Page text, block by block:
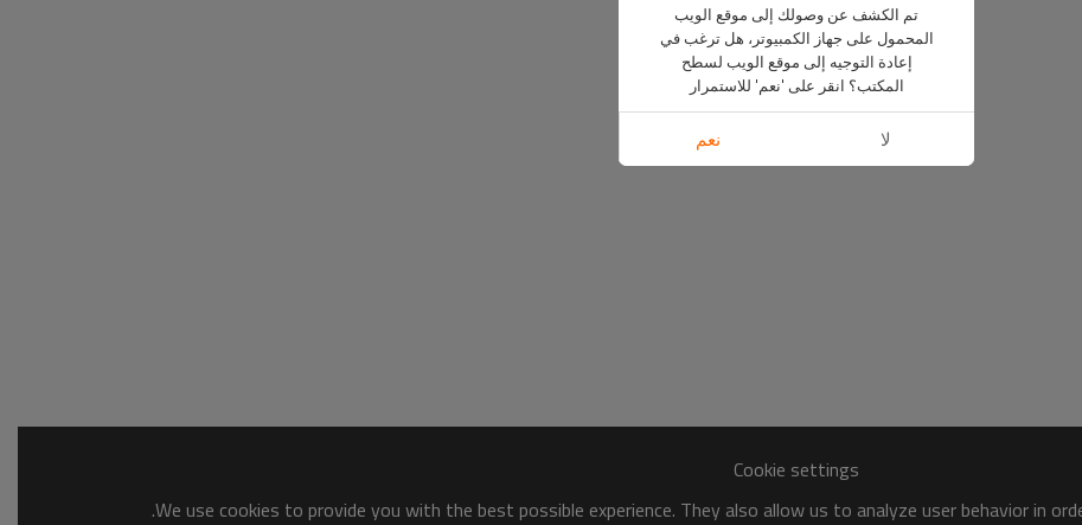
Cookie settings
We use cookies to provide you with the best possible experience. They also allow us to analyze user behavior in
تم الكشف عن وصولك إلى موقع الويب
المحمول على جهاز الكمبيوتر، هل ترغب في
إعادة التوجيه إلى موقع الويب لسطح
المكتب؟ انقر على 'نعم' للاستمرار
لا نعم